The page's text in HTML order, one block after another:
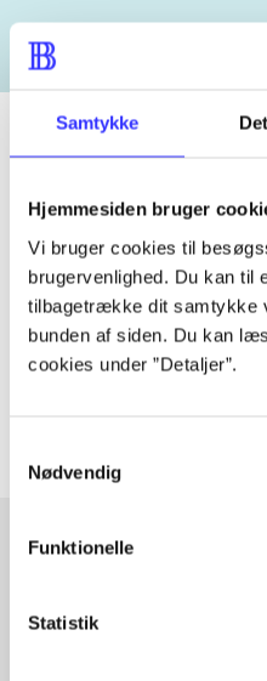
Samtykke
Hjemmesiden bruger
Vi bruger cookies til
brugervenlighed. Du kan til
tilbagetrække dit samtykke
bunden af siden. Du kan
cookies under ”Detaljer”.
Nødvendig
Funktionelle
Statistik
Tidsskrift
Artiklen er en del af
lorem ipsum
Tidsskrift
Fra